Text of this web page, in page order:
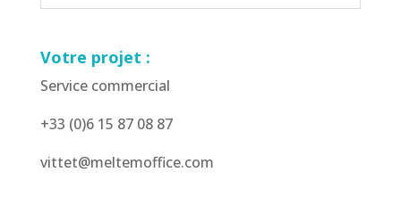
Votre projet :
Service commercial
+33 (0)6 15 87 08 87
vittet@meltemoffice.com